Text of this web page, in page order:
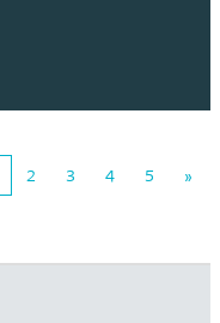
2 3 4 5 »